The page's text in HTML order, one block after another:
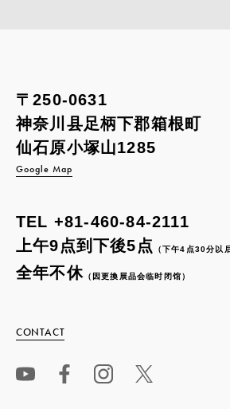
〒250-0631
神奈川县足柄下郡箱根町
仙石原小塚山1285
Google Map
TEL +81-460-84-2111
上午9点到下後5点
（下午4点30分以
全年不休（因更換展品会临时闭馆）
CONTACT